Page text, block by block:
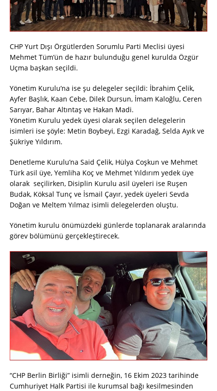
CHP Yurt Dışı Örgütlerden Sorumlu Parti Meclisi üyesi
Mehmet Tüm’ün de hazır bulunduğu genel kurulda Özgür
Uçma başkan seçildi.
Yönetim Kurulu’na ise şu delegeler seçildi: İbrahim Çelik,
Ayfer Başlık, Kaan Cebe, Dilek Dursun, İmam Kaloğlu, Ceren
Sarıyar, Bahar Altıntaş ve Hakan Madi.
Yönetim Kurulu yedek üyesi olarak seçilen delegelerin
isimleri ise şöyle: Metin Boybeyi, Ezgi Karadağ, Selda Ayık ve
Şükriye Yıldırım.
Denetleme Kurulu’na Said Çelik, Hülya Coşkun ve Mehmet
Türk asil üye, Yemliha Koç ve Mehmet Yıldırım yedek üye
olarak seçilirken, Disiplin Kurulu asil üyeleri ise Ruşen
Budak, Köksal Tunç ve İsmail Çayır, yedek üyeleri Sevda
Doğan ve Meltem Yılmaz isimli delegelerden oluştu.
Yönetim kurulu önümüzdeki günlerde toplanarak aralarında
görev bölümünü gerçekleştirecek.
“CHP Berlin Birliği” isimli derneğin, 16 Ekim 2023 tarihinde
Cumhuriyet Halk Partisi ile kurumsal bağı kesilmesinden